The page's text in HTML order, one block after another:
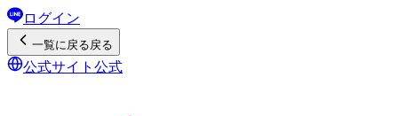
ログイン
一覧に戻る戻る
公式サイト 公式